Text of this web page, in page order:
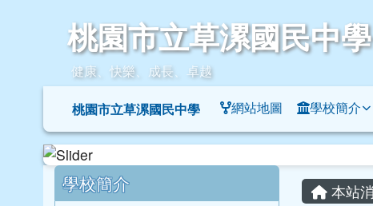
桃園市立草漯國民中學
桃園市立草漯國民中學
健康、快樂、成長、卓越
導覽列桃園市立草漯國民中學 網站地圖 學校簡介
左邊區域內容
學校簡介 主內
本站
頁尾區域